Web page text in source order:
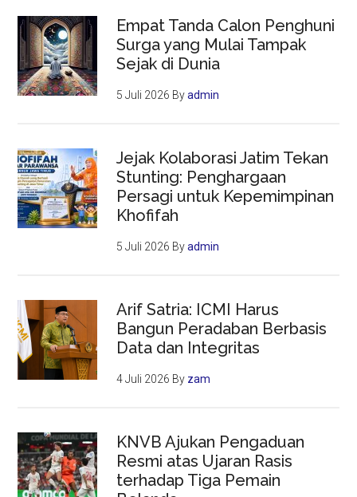
Empat Tanda Calon Penghuni
Surga yang Mulai Tampak
Sejak di Dunia
5 Juli 2026 Byadmin
Jejak Kolaborasi Jatim Tekan
Stunting: Penghargaan
Persagi untuk Kepemimpinan
Khofifah
5 Juli 2026 Byadmin
Arif Satria: ICMI Harus
Bangun Peradaban Berbasis
Data dan Integritas
4 Juli 2026 By zam
KNVB Ajukan Pengaduan
Resmi atas Ujaran Rasis
terhadap Tiga Pemain